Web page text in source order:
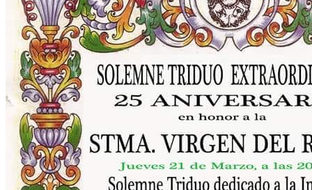
En el Rocío, ¿dónde me alojo?